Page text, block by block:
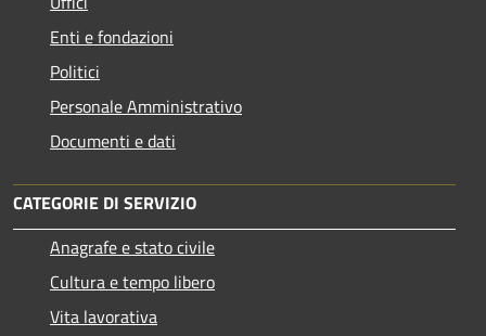
Enti e fondazioni
Politici
Personale Amministrativo
Documenti e dati
CATEGORIE DI SERVIZIO
Anagrafe e stato civile
Cultura e tempo libero
Vita lavorativa